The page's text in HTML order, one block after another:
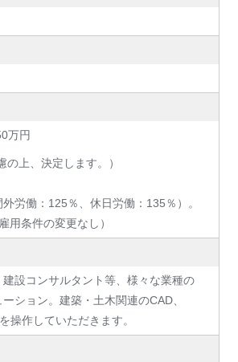
万円
の上、決定します。）
労働：125％、休日労働：135％）。
用条件の変更なし）
設コンサルタント等、様々な業種の
ション。建築・土木関連のCAD、
操作していただきます。